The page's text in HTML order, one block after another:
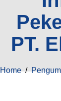
PT.
Home/